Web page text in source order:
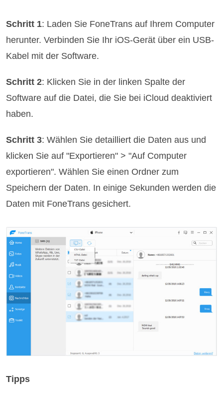
Schritt 1: Laden Sie FoneTrans auf Ihrem Computer
herunter. Verbinden Sie Ihr iOS-Gerät über ein USB-
Kabel mit der Software.
Schritt 2: Klicken Sie in der linken Spalte der
Software auf die Datei, die Sie bei iCloud deaktiviert
haben.
Schritt 3: Wählen Sie detailliert die Daten aus und
klicken Sie auf "Exportieren" > "Auf Computer
exportieren". Wählen Sie einen Ordner zum
Speichern der Daten. In einige Sekunden werden die
Daten mit FoneTrans gesichert.
Tipps